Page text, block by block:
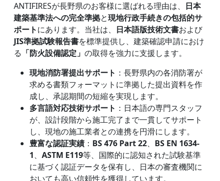
ANTIFIRESが長野県のお客様に選ばれる理由は、 日本
建築基準法への完全準拠と現地行政手続きの包括的サ
ポートにあります。当社は、 日本語版技術文書および
JIS準拠試験報告書を標準提供し、建築確認申請におけ
る 「防火設備認定」 の取得を強力に支援します。
現地消防署提出サポート ：長野県内の各消防署が
求める書類フォーマットに準拠した提出資料を作
成し、承認期間の短縮を実現します。
多言語対応技術サポート ：日本語の専門スタッフ
が、設計段階から施工完了まで一貫してサポート
し、現地の施工業者との連携を円滑にします。
豊富な認証実績 ： BS 476 Part 22、 BS EN 1634-
1、 ASTM E119等、国際的に認知された試験基準
に基づく認証データを保有し、日本の審査機関に
おいても高い信頼性を獲得しています。